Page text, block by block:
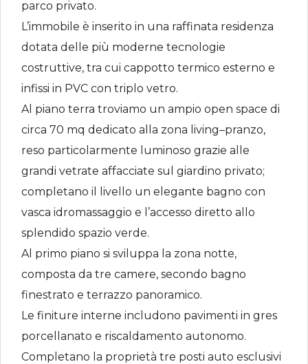
parco privato.
L’immobile è inserito in una raffinata residenza
dotata delle più moderne tecnologie
costruttive, tra cui cappotto termico esterno e
infissi in PVC con triplo vetro.
Al piano terra troviamo un ampio open space di
circa 70 mq dedicato alla zona living–pranzo,
reso particolarmente luminoso grazie alle
grandi vetrate affacciate sul giardino privato;
completano il livello un elegante bagno con
vasca idromassaggio e l’accesso diretto allo
splendido spazio verde.
Al primo piano si sviluppa la zona notte,
composta da tre camere, secondo bagno
finestrato e terrazzo panoramico.
Le finiture interne includono pavimenti in gres
porcellanato e riscaldamento autonomo.
Completano la proprietà tre posti auto esclusivi